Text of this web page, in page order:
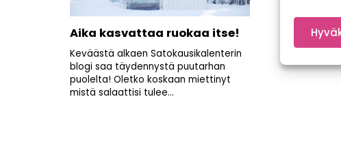
Aika kasvattaa ruokaa itse!
Keväästä alkaen Satokausikalenterin
blogi saa täydennystä puutarhan
puolelta! Oletko koskaan miettinyt
mistä salaattisi tulee...